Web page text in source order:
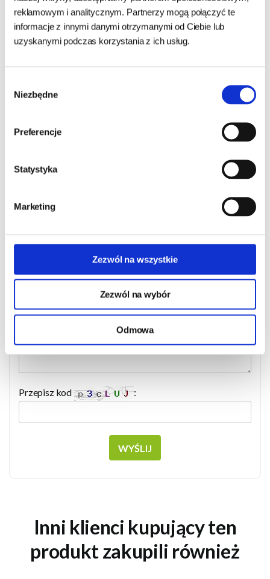
reklamowym i analitycznym. Partnerzy mogą połączyć te
informacje z innymi danymi otrzymanymi od Ciebie lub
uzyskanymi podczas korzystania z ich usług.
zgody
Niezbędne
Preferencje
Statystyka
Marketing
Zezwól na wszystkie
Zezwól na wybór
Odmowa
Nie przekraczać zalecanej dziennej porcji. Przechowywać w
chłodnym i suchym miejscu, z dala od bezpośredniego
działania promieni słonecznych. Po otwarciu ponownie
zamknąć.
Adres e-mail:
Przepisz kod :
WYŚLIJ
Inni klienci kupujący ten
produkt zakupili również